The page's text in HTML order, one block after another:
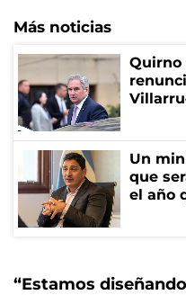
Más noticias
Quirno
Un
que
el año
“Estamos